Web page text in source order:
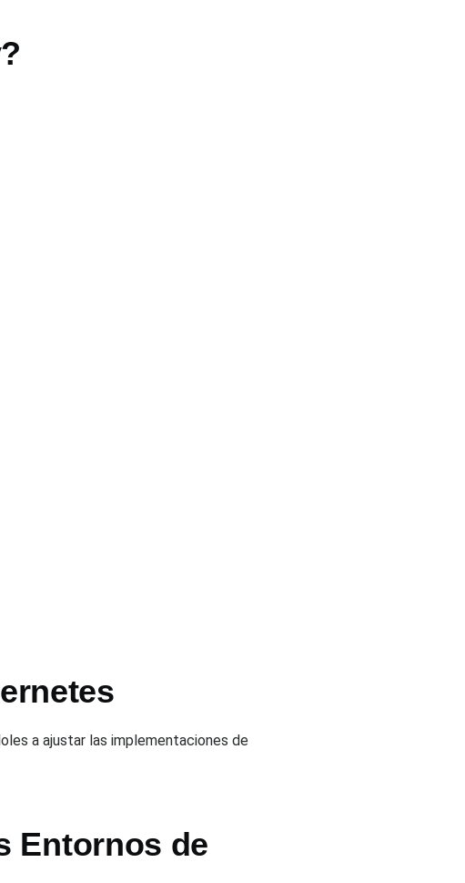
a ajustar las implementaciones de
Entornos de